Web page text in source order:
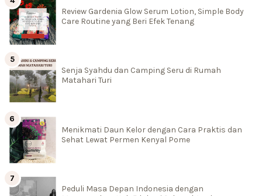
Review Gardenia Glow Serum Lotion, Simple Body
Care Routine yang Beri Efek Tenang
Senja Syahdu dan Camping Seru di Rumah
Matahari Turi
Menikmati Daun Kelor dengan Cara Praktis dan
Sehat Lewat Permen Kenyal Pome
Peduli Masa Depan Indonesia dengan